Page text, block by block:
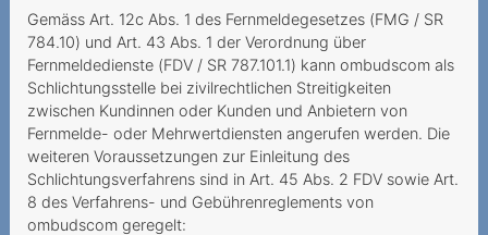
Gemäss Art. 12c Abs. 1 des Fernmeldegesetzes (FMG / SR
784.10) und Art. 43 Abs. 1 der Verordnung über
Fernmeldedienste (FDV / SR 787.101.1) kann ombudscom als
Schlichtungsstelle bei zivilrechtlichen Streitigkeiten
zwischen Kundinnen oder Kunden und Anbietern von
Fernmelde- oder Mehrwertdiensten angerufen werden. Die
weiteren Voraussetzungen zur Einleitung des
Schlichtungsverfahrens sind in Art. 45 Abs. 2 FDV sowie Art.
8 des Verfahrens- und Gebührenreglements von
ombudscom geregelt:
Verantwortung bei
Phishing-Attacken
Verantwortung des
Anbieters bei bestrittenen
Mehrwertdienste
Zahlungsverzug infolge
falscher Rechnungsadresse